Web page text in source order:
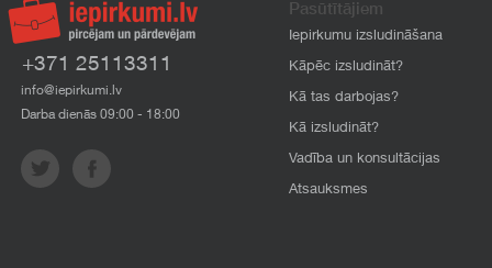
+371 25113311
info@iepirkumi.lv
Darba dienās 09:00 - 18:00
Pasūtītājiem
Iepirkumu izsludināšana
Kāpēc izsludināt?
Kā tas darbojas?
Kā izsludināt?
Vadība un konsultācijas
Atsauksmes